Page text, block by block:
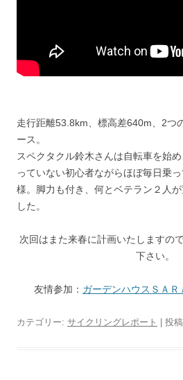
走行距離53.8km、標高差640m、2つ
ース。
スペクタクル鈴木さんは自転車を始
っていない初心者ながらほぼ毎日乗
様。脚力も付き、何とベテラン２人
した。
次回はまた来春に計画いたしますの
下さい。
友情参加： ガーデンハウスＳＡＲ
カテゴリー: サイクリングレポート | 投